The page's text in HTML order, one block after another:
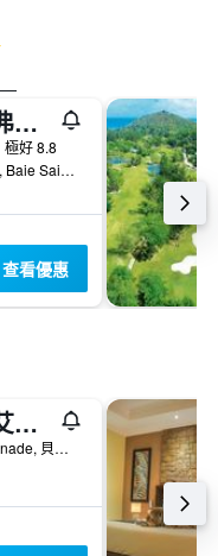
塞舌爾拉弗爾斯酒店
極好 8.8
Anse Takamaka, Baie Sainte Anne, Praslin, 11111, 普拉蘭大安塞區, 塞席爾
查看優惠
貝爾亞浦艾斯林度假村
Cote D’Or Esplanade, 貝聖安那區, 塞席爾